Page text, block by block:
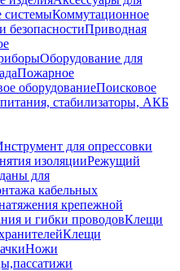
системыКоммутационное
безопасностиПриводная
Оборудование для
Пожарное
оборудованиеПоисковое
стабилизаторы, АКБ
для опрессовки
изоляцииРежущий
для
кабельных
крепежной
и гибки проводовКлещи
Клещи
Ножи